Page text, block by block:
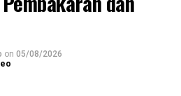
kepada masyarakat yang
memperkuat pelaksanaan
kini tidak hanya berfokus
ibu dan anak, tetapi juga
Pelayanan Minimal.
on 05/08/2026